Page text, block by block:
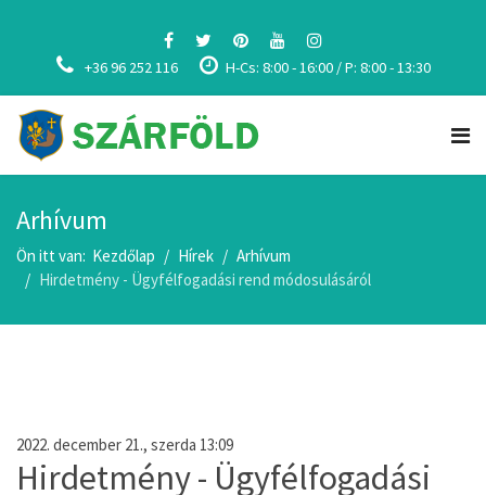
+36 96 252 116 H-Cs: 8:00 - 16:00 / P: 8:00 - 13:30
Arhívum
Ön itt van: Kezdőlap Hírek
Arhívum
Hirdetmény - Ügyfélfogadási rend módosulásáról
2022. december 21., szerda 13:09
Hirdetmény - Ügyfélfogadási